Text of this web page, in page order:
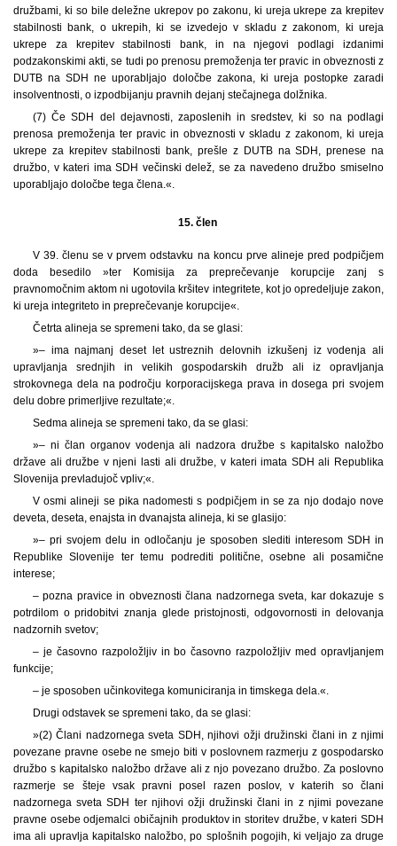
družbami, ki so bile deležne ukrepov po zakonu, ki ureja ukrepe za krepitev
stabilnosti bank, o ukrepih, ki se izvedejo v skladu z zakonom, ki ureja
ukrepe za krepitev stabilnosti bank, in na njegovi podlagi izdanimi
podzakonskimi akti, se tudi po prenosu premoženja ter pravic in obveznosti z
DUTB na SDH ne uporabljajo določbe zakona, ki ureja postopke zaradi
insolventnosti, o izpodbijanju pravnih dejanj stečajnega dolžnika.
(7) Če SDH del dejavnosti, zaposlenih in sredstev, ki so na podlagi
prenosa premoženja ter pravic in obveznosti v skladu z zakonom, ki ureja
ukrepe za krepitev stabilnosti bank, prešle z DUTB na SDH, prenese na
družbo, v kateri ima SDH večinski delež, se za navedeno družbo smiselno
uporabljajo določbe tega člena.«.
15. člen
V 39. členu se v prvem odstavku na koncu prve alineje pred podpičjem
doda besedilo »ter Komisija za preprečevanje korupcije zanj s
pravnomočnim aktom ni ugotovila kršitev integritete, kot jo opredeljuje zakon,
ki ureja integriteto in preprečevanje korupcije«.
Četrta alineja se spremeni tako, da se glasi:
»– ima najmanj deset let ustreznih delovnih izkušenj iz vodenja ali
upravljanja srednjih in velikih gospodarskih družb ali iz opravljanja
strokovnega dela na področju korporacijskega prava in dosega pri svojem
delu dobre primerljive rezultate;«.
Sedma alineja se spremeni tako, da se glasi:
»– ni član organov vodenja ali nadzora družbe s kapitalsko naložbo
države ali družbe v njeni lasti ali družbe, v kateri imata SDH ali Republika
Slovenija prevladujoč vpliv;«.
V osmi alineji se pika nadomesti s podpičjem in se za njo dodajo nove
deveta, deseta, enajsta in dvanajsta alineja, ki se glasijo:
»– pri svojem delu in odločanju je sposoben slediti interesom SDH in
Republike Slovenije ter temu podrediti politične, osebne ali posamične
interese;
– pozna pravice in obveznosti člana nadzornega sveta, kar dokazuje s
potrdilom o pridobitvi znanja glede pristojnosti, odgovornosti in delovanja
nadzornih svetov;
– je časovno razpoložljiv in bo časovno razpoložljiv med opravljanjem
funkcije;
– je sposoben učinkovitega komuniciranja in timskega dela.«.
Drugi odstavek se spremeni tako, da se glasi:
»(2) Člani nadzornega sveta SDH, njihovi ožji družinski člani in z njimi
povezane pravne osebe ne smejo biti v poslovnem razmerju z gospodarsko
družbo s kapitalsko naložbo države ali z njo povezano družbo. Za poslovno
razmerje se šteje vsak pravni posel razen poslov, v katerih so člani
nadzornega sveta SDH ter njihovi ožji družinski člani in z njimi povezane
pravne osebe odjemalci običajnih produktov in storitev družbe, v kateri SDH
ima ali upravlja kapitalsko naložbo, po splošnih pogojih, ki veljajo za druge